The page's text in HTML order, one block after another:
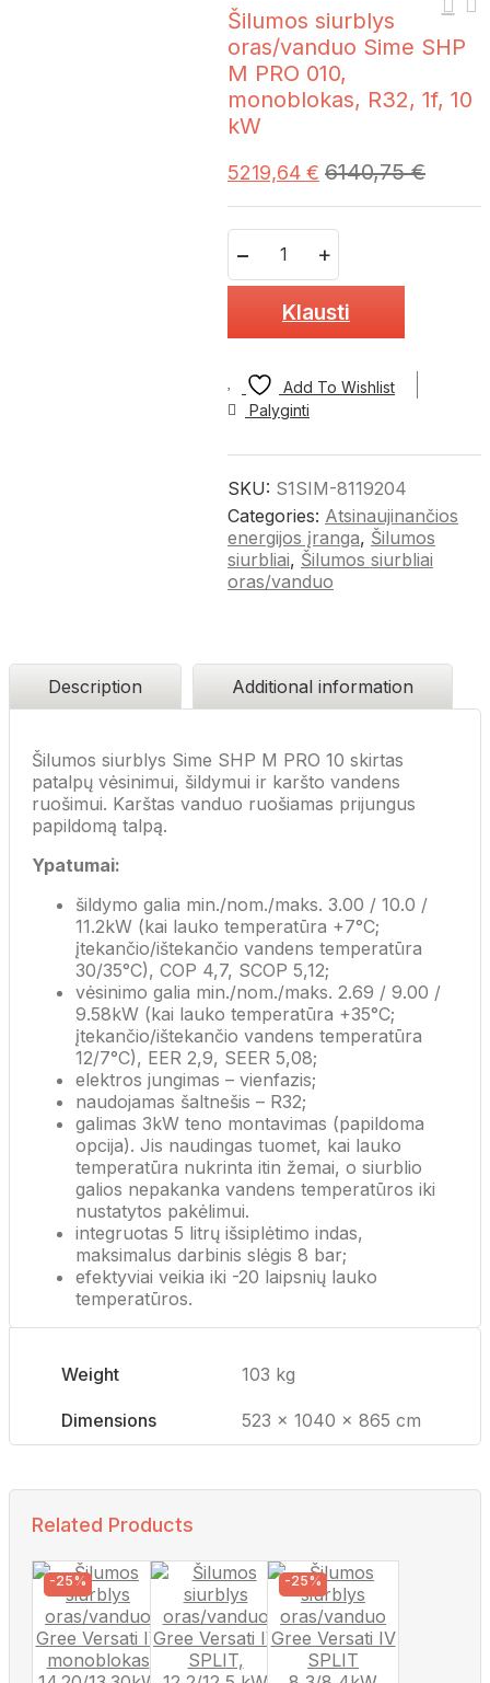
Šilumos siurblys
oras/vanduo Sime SHP
M PRO 010,
monoblokas, R32, 1f, 10
kW
5219,64 € 6140,75€
Klausti
Add To Wishlist
Palyginti
SKU: S1SIM-8119204
Categories: Atsinaujinančios
energijos įranga, Šilumos
siurbliai, Šilumos siurbliai
oras/vanduo
Description Additional information
Šilumos siurblys Sime SHP M PRO 10 skirtas
patalpų vėsinimui, šildymui ir karšto vandens
ruošimui. Karštas vanduo ruošiamas prijungus
papildomą talpą.
Ypatumai:
šildymo galia min./nom./maks. 3.00 / 10.0 /
11.2kW (kai lauko temperatūra +7°C;
įtekančio/ištekančio vandens temperatūra
30/35°C), COP 4,7, SCOP 5,12;
vėsinimo galia min./nom./maks. 2.69 / 9.00 /
9.58kW (kai lauko temperatūra +35°C;
įtekančio/ištekančio vandens temperatūra
12/7°C), EER 2,9, SEER 5,08;
elektros jungimas – vienfazis;
naudojamas šaltnešis – R32;
galimas 3kW teno montavimas (papildoma
opcija). Jis naudingas tuomet, kai lauko
temperatūra nukrinta itin žemai, o siurblio
galios nepakanka vandens temperatūros iki
nustatytos pakėlimui.
integruotas 5 litrų išsiplėtimo indas,
maksimalus darbinis slėgis 8 bar;
efektyviai veikia iki -20 laipsnių lauko
temperatūros.
Weight 103 kg
Dimensions 523 × 1040 × 865 cm
Related Products
-25% -25%